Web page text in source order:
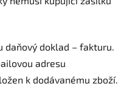
daňový doklad – fakturu.
adresu
k dodávanému zboží.